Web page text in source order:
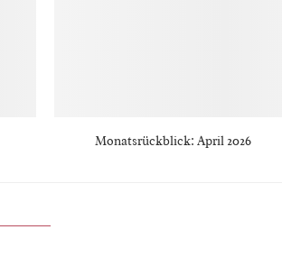
Monatsrückblick: April 2026